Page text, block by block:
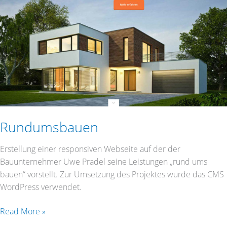
Rundumsbauen
Erstellung einer responsiven Webseite auf der der
Bauunternehmer Uwe Pradel seine Leistungen „rund ums
bauen“ vorstellt. Zur Umsetzung des Projektes wurde das CMS
WordPress verwendet.
Read More »